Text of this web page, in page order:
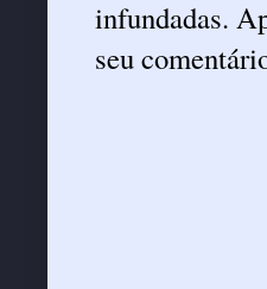
infundadas.
seu